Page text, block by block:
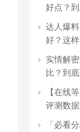
好点？
达人爆
好？这
实情解
比？到
【在线
评测数
「必看